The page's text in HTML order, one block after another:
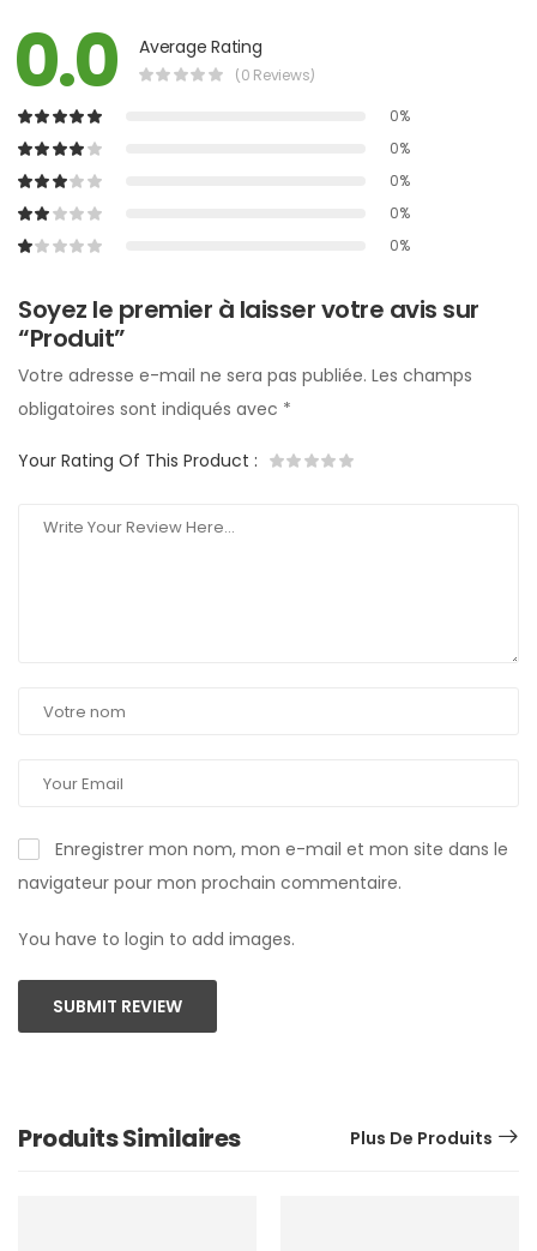
0.0 Average Rating
(0 Reviews)
0%
0%
0%
0%
0%
Soyez le premier à laisser votre avis sur
“Produit”
Votre adresse e-mail ne sera pas publiée. Les champs
obligatoires sont indiqués avec *
Your Rating Of This Product :
Enregistrer mon nom, mon e-mail et mon site dans le
navigateur pour mon prochain commentaire.
You have to login to add images.
SUBMIT REVIEW
Produits Similaires Plus De Produits